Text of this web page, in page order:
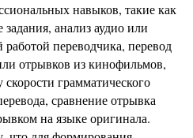
навыков, такие как
анализ аудио или
работой переводчика, перевод
отрывков из кинофильмов,
грамматического
сравнение отрывка
на языке оригинала.